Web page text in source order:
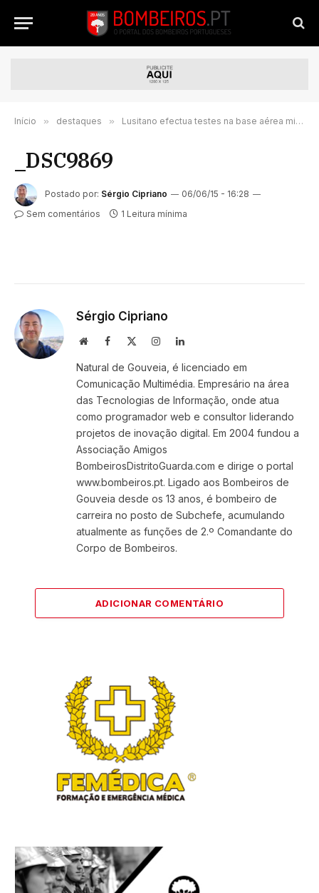
Início » destaques » Lusitano efectua testes na base aérea militar de Maceda, em Ovar
_DSC9869
Postado por: Sérgio Cipriano
06/06/15 - 16:28
Sem comentários
1 Leitura mínima
Sérgio Cipriano
WebsiteFacebook InstagramLinkedIn
Natural de Gouveia, é licenciado em
Comunicação Multimédia. Empresário na área
das Tecnologias de Informação, onde atua
como programador web e consultor liderando
projetos de inovação digital. Em 2004 fundou a
Associação Amigos
BombeirosDistritoGuarda.com e dirige o portal
www.bombeiros.pt. Ligado aos Bombeiros de
Gouveia desde os 13 anos, é bombeiro de
carreira no posto de Subchefe, acumulando
atualmente as funções de 2.º Comandante do
Corpo de Bombeiros.
ADICIONAR COMENTÁRIO